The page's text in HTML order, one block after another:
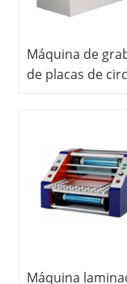
Máquina de
de placas de
componentes
defectuosos,
de
eléctrico.
Máquina